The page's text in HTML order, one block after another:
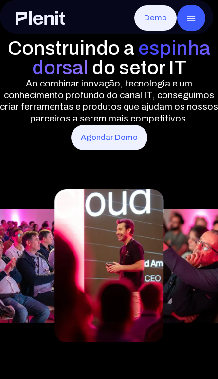
Demo
Aceder
Construindo a espinha
dorsal do setor IT
Ao combinar inovação, tecnologia e um
conhecimento profundo do canal IT, conseguimos
criar ferramentas e produtos que ajudam os nossos
parceiros a serem mais competitivos.
Agendar Demo
CLOUD SERVICES
Servidores
Toda a infraestrutura, pronta em minutos
Desktop Remoto
Qualquer app, a partir de qualquer lugar
Disaster Recovery
Recuperação rápida após qualquer falha
Armazenamento de Arquivos
Os ficheiros de cada cliente, seguros e acessíveis
Armazenamento de Objetos
Sem limites e compatível com S3
Blog
Documentação
Eventos
Sobre a Plenit
Segurança e Conformidade
Careers
Contacto